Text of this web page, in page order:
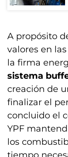
A propósito
valores en
la firma
sistema
creación de
finalizar el
concluido el
YPF
los